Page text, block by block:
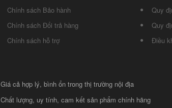
Chính sách Bảo hành
Chính sách Đổi trả hàng
Chính sách hỗ trợ
Quy
Quy
Điều
Giá cả hợp lý, bình ổn trong thị trường nội địa
Chất lượng, uy tính, cam kết sản phẩm chính hãng